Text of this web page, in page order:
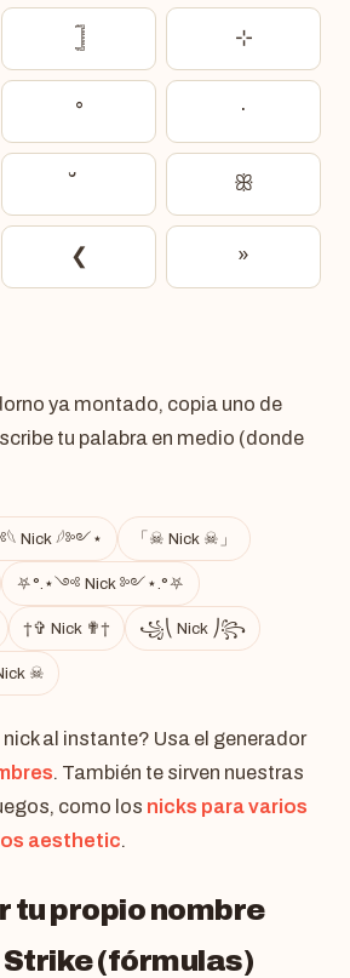
𓊉 ⊹
° ·
ꕥ
❮ »
ya montado, copia uno de
tu palabra en medio (donde
Nick 𓆪༻⋆ 「☠︎ Nick ☠︎」
⛧°.⋆༺ Nick ༻⋆.°⛧
†✞ Nick ✟† ꧁⎝ Nick ⎠꧂
☠︎
al instante? Usa el generador
. También te sirven nuestras
como los nicks para varios
aesthetic.
tu propio nombre
(fórmulas)